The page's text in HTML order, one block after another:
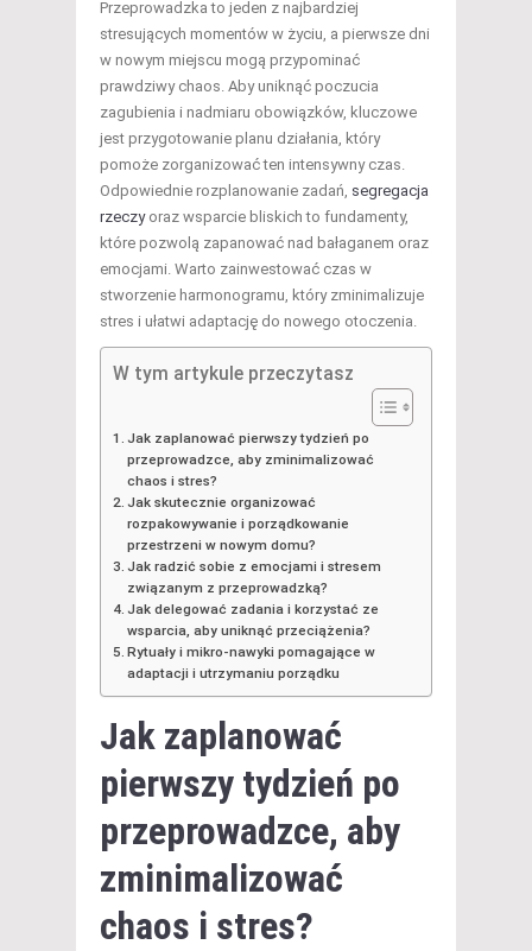
Przeprowadzka to jeden z najbardziej
stresujących momentów w życiu, a pierwsze dni
w nowym miejscu mogą przypominać
prawdziwy chaos. Aby uniknąć poczucia
zagubienia i nadmiaru obowiązków, kluczowe
jest przygotowanie planu działania, który
pomoże zorganizować ten intensywny czas.
Odpowiednie rozplanowanie zadań, segregacja
rzeczyoraz wsparcie bliskich to fundamenty,
które pozwolą zapanować nad bałaganem oraz
emocjami. Warto zainwestować czas w
stworzenie harmonogramu, który zminimalizuje
stres i ułatwi adaptację do nowego otoczenia.
W tym artykule przeczytasz
Jak zaplanować pierwszy tydzień po
przeprowadzce, aby zminimalizować
chaos i stres?
Jak skutecznie organizować
rozpakowywanie i porządkowanie
przestrzeni w nowym domu?
Jak radzić sobie z emocjami i stresem
związanym z przeprowadzką?
Jak delegować zadania i korzystać ze
wsparcia, aby uniknąć przeciążenia?
Rytuały i mikro-nawyki pomagające w
adaptacji i utrzymaniu porządku
Jak zaplanować
pierwszy tydzień po
przeprowadzce, aby
zminimalizować
chaos i stres?